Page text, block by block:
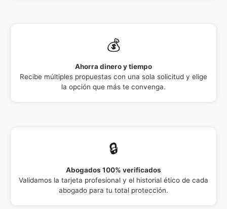
💰
Ahorra dinero y tiempo
Recibe múltiples propuestas con una sola solicitud y elige
la opción que más te convenga.
🔒
Abogados 100% verificados
Validamos la tarjeta profesional y el historial ético de cada
abogado para tu total protección.